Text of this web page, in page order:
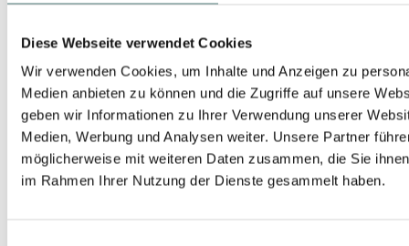
Diese Webseite verwendet Cookies
Wir verwenden Cookies, um Inhalte und Anzeigen zu
Medien anbieten zu können und die Zugriffe auf unsere
geben wir Informationen zu Ihrer Verwendung unserer
Medien, Werbung und Analysen weiter. Unsere Partner
möglicherweise mit weiteren Daten zusammen, die Sie
im Rahmen Ihrer Nutzung der Dienste gesammelt haben.